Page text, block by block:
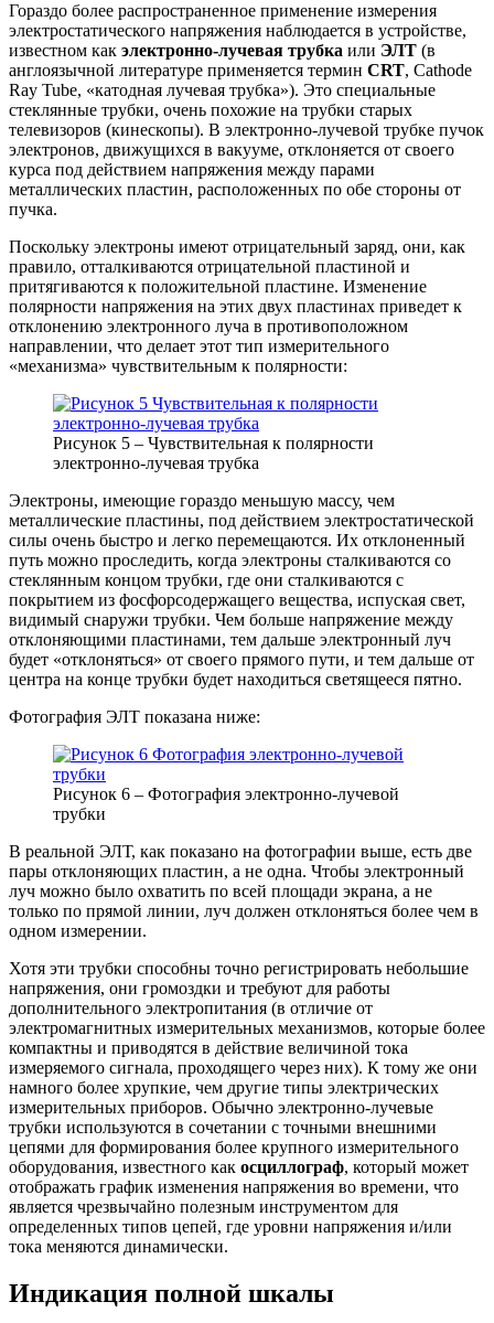
Гораздо более распространенное применение измерения
электростатического напряжения наблюдается в устройстве,
известном как электронно-лучевая трубка или ЭЛТ (в
англоязычной литературе применяется термин CRT, Cathode
Ray Tube, «катодная лучевая трубка»). Это специальные
стеклянные трубки, очень похожие на трубки старых
телевизоров (кинескопы). В электронно-лучевой трубке пучок
электронов, движущихся в вакууме, отклоняется от своего
курса под действием напряжения между парами
металлических пластин, расположенных по обе стороны от
пучка.
Поскольку электроны имеют отрицательный заряд, они, как
правило, отталкиваются отрицательной пластиной и
притягиваются к положительной пластине. Изменение
полярности напряжения на этих двух пластинах приведет к
отклонению электронного луча в противоположном
направлении, что делает этот тип измерительного
«механизма» чувствительным к полярности:
Рисунок 5 – Чувствительная к полярности
электронно-лучевая трубка
Электроны, имеющие гораздо меньшую массу, чем
металлические пластины, под действием электростатической
силы очень быстро и легко перемещаются. Их отклоненный
путь можно проследить, когда электроны сталкиваются со
стеклянным концом трубки, где они сталкиваются с
покрытием из фосфорсодержащего вещества, испуская свет,
видимый снаружи трубки. Чем больше напряжение между
отклоняющими пластинами, тем дальше электронный луч
будет «отклоняться» от своего прямого пути, и тем дальше от
центра на конце трубки будет находиться светящееся пятно.
Фотография ЭЛТ показана ниже:
Рисунок 6 – Фотография электронно-лучевой
трубки
В реальной ЭЛТ, как показано на фотографии выше, есть две
пары отклоняющих пластин, а не одна. Чтобы электронный
луч можно было охватить по всей площади экрана, а не
только по прямой линии, луч должен отклоняться более чем в
одном измерении.
Хотя эти трубки способны точно регистрировать небольшие
напряжения, они громоздки и требуют для работы
дополнительного электропитания (в отличие от
электромагнитных измерительных механизмов, которые более
компактны и приводятся в действие величиной тока
измеряемого сигнала, проходящего через них). К тому же они
намного более хрупкие, чем другие типы электрических
измерительных приборов. Обычно электронно-лучевые
трубки используются в сочетании с точными внешними
цепями для формирования более крупного измерительного
оборудования, известного как осциллограф, который может
отображать график изменения напряжения во времени, что
является чрезвычайно полезным инструментом для
определенных типов цепей, где уровни напряжения и/или
тока меняются динамически.
Индикация полной шкалы